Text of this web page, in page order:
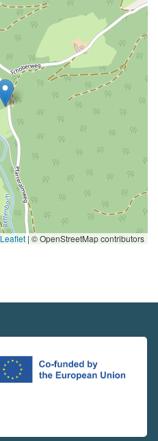
Leaflet | © OpenStreetMap contributors